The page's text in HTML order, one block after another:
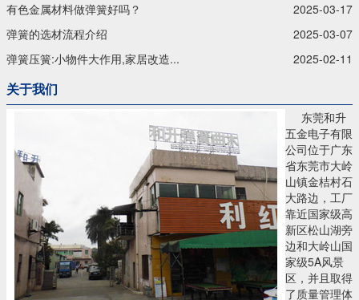
有色金属材料做弹簧好吗？
2025-03-17
弹簧的选材流程介绍
2025-03-07
弹簧压簧:小物件大作用,家居改造...
2025-02-11
关于我们
东莞和升
五金电子有限
公司位于广东
省东莞市大岭
山镇金桔村石
大路边，工厂
靠近国家级高
新区松山湖旁
边和大岭山国
家级5A风景
区，并且取得
了质量管理体